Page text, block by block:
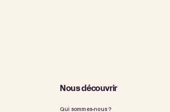
Nous découvrir
Qui sommes-nous ?